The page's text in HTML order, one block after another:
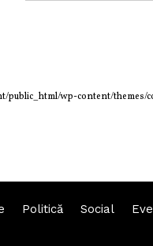
public_html/wp-content/themes/
Politică Social